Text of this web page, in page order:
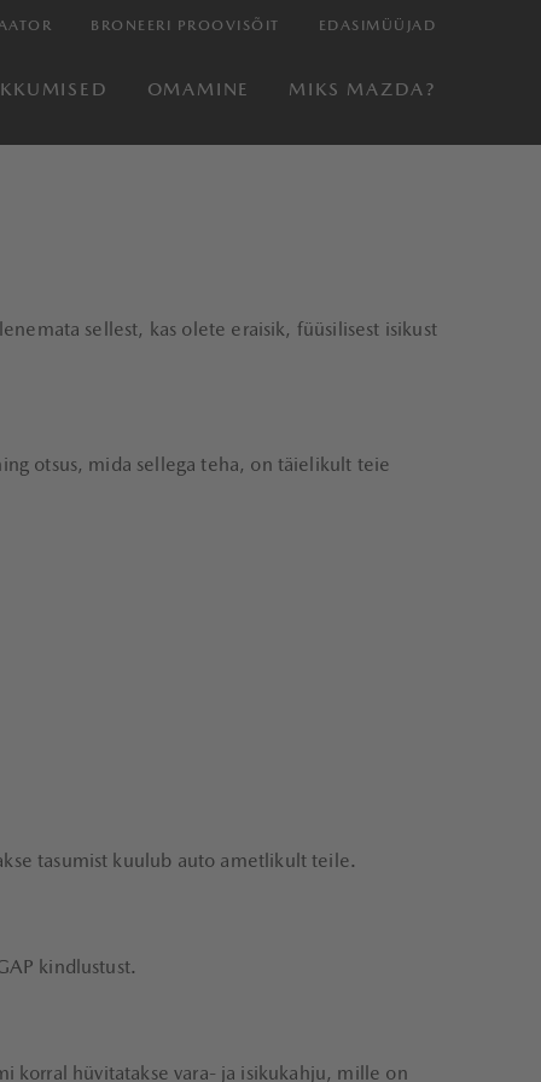
BRONEERI PROOVISÕIT EDASIMÜÜJAD
OMAMINE MIKS MAZDA?
sellest, kas olete eraisik, füüsilisest isikust
otsus, mida sellega teha, on täielikult teie
tasumist kuulub auto ametlikult teile.
kindlustust.
korral hüvitatakse vara- ja isikukahju, mille on